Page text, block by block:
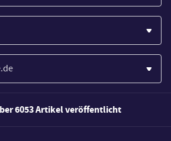
6053 Artikel veröffentlicht